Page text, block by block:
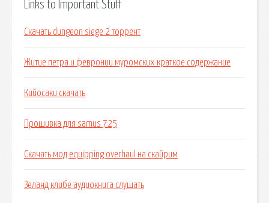
Links to Important Stuff
Скачать dungeon siege 2 торрент
Житие петра и февронии муромских краткое содержание
Кийосаки скачать
Прошивка для samus 725
Скачать мод equipping overhaul на скайрим
Зеланд клибе аудиокнига слушать